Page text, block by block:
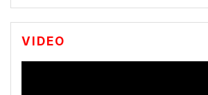
VIDEO